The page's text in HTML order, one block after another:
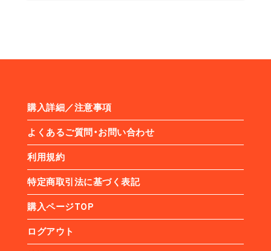
購入詳細／注意事項
よくあるご質問・お問い合わせ
利用規約
特定商取引法に基づく表記
購入ページTOP
ログアウト